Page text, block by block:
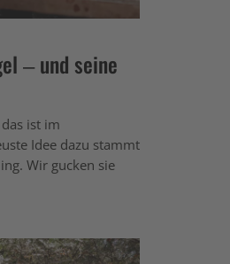
– und seine
ist im
Idee dazu stammt
Wir gucken sie